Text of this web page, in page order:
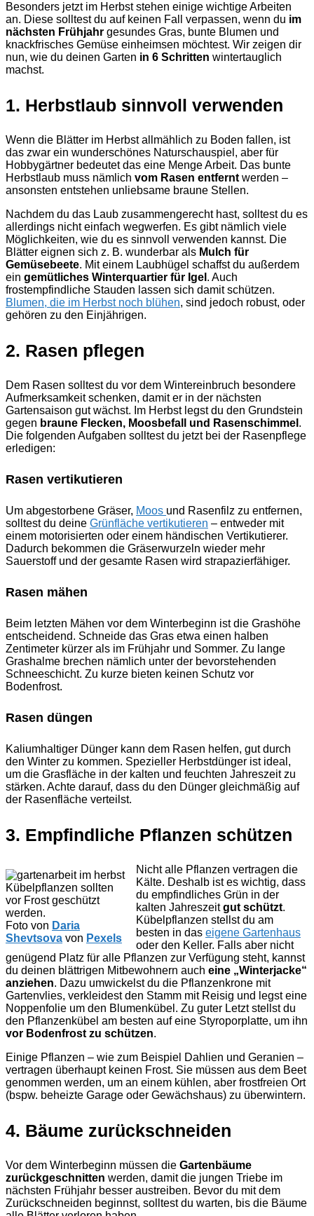
Besonders jetzt im Herbst stehen einige wichtige Arbeiten
an. Diese solltest du auf keinen Fall verpassen, wenn du im
nächsten Frühjahr gesundes Gras, bunte Blumen und
knackfrisches Gemüse einheimsen möchtest. Wir zeigen dir
nun, wie du deinen Garten in 6 Schritten wintertauglich
machst.
1. Herbstlaub sinnvoll verwenden
Wenn die Blätter im Herbst allmählich zu Boden fallen, ist
das zwar ein wunderschönes Naturschauspiel, aber für
Hobbygärtner bedeutet das eine Menge Arbeit. Das bunte
Herbstlaub muss nämlich vom Rasen entfernt werden –
ansonsten entstehen unliebsame braune Stellen.
Nachdem du das Laub zusammengerecht hast, solltest du es
allerdings nicht einfach wegwerfen. Es gibt nämlich viele
Möglichkeiten, wie du es sinnvoll verwenden kannst. Die
Blätter eignen sich z. B. wunderbar als Mulch für
Gemüsebeete. Mit einem Laubhügel schaffst du außerdem
ein gemütliches Winterquartier für Igel . Auch
frostempfindliche Stauden lassen sich damit schützen.
Blumen, die im Herbst noch blühen, sind jedoch robust, oder
gehören zu den Einjährigen.
2. Rasen pflegen
Dem Rasen solltest du vor dem Wintereinbruch besondere
Aufmerksamkeit schenken, damit er in der nächsten
Gartensaison gut wächst. Im Herbst legst du den Grundstein
gegen braune Flecken, Moosbefall und Rasenschimmel .
Die folgenden Aufgaben solltest du jetzt bei der Rasenpflege
erledigen:
Rasen vertikutieren
Um abgestorbene Gräser, Moos und Rasenfilz zu entfernen,
solltest du deine Grünfläche vertikutieren – entweder mit
einem motorisierten oder einem händischen Vertikutierer.
Dadurch bekommen die Gräserwurzeln wieder mehr
Sauerstoff und der gesamte Rasen wird strapazierfähiger.
Rasen mähen
Beim letzten Mähen vor dem Winterbeginn ist die Grashöhe
entscheidend. Schneide das Gras etwa einen halben
Zentimeter kürzer als im Frühjahr und Sommer. Zu lange
Grashalme brechen nämlich unter der bevorstehenden
Schneeschicht. Zu kurze bieten keinen Schutz vor
Bodenfrost.
Rasen düngen
Kaliumhaltiger Dünger kann dem Rasen helfen, gut durch
den Winter zu kommen. Spezieller Herbstdünger ist ideal,
um die Grasfläche in der kalten und feuchten Jahreszeit zu
stärken. Achte darauf, dass du den Dünger gleichmäßig auf
der Rasenfläche verteilst.
3. Empfindliche Pflanzen schützen
Kübelpflanzen sollten
vor Frost geschützt
werden.
Foto von Daria
Shevtsova von Pexels
Nicht alle Pflanzen vertragen die
Kälte. Deshalb ist es wichtig, dass
du empfindliches Grün in der
kalten Jahreszeitgut schützt.
Kübelpflanzen stellst du am
besten in das eigene Gartenhaus
oder den Keller. Falls aber nicht
genügend Platz für alle Pflanzen zur Verfügung steht, kannst
du deinen blättrigen Mitbewohnern auch eine „Winterjacke“
anziehen. Dazu umwickelst du die Pflanzenkrone mit
Gartenvlies, verkleidest den Stamm mit Reisig und legst eine
Noppenfolie um den Blumenkübel. Zu guter Letzt stellst du
den Pflanzenkübel am besten auf eine Styroporplatte, um ihn
vor Bodenfrost zu schützen.
Einige Pflanzen – wie zum Beispiel Dahlien und Geranien –
vertragen überhaupt keinen Frost. Sie müssen aus dem Beet
genommen werden, um an einem kühlen, aber frostfreien Ort
(bspw. beheizte Garage oder Gewächshaus) zu überwintern.
4. Bäume zurückschneiden
Vor dem Winterbeginn müssen die Gartenbäume
zurückgeschnitten werden, damit die jungen Triebe im
nächsten Frühjahr besser austreiben. Bevor du mit dem
Zurückschneiden beginnst, solltest du warten, bis die Bäume